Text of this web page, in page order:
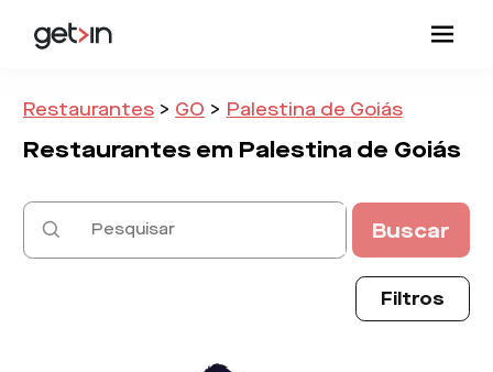
Restaurantes > GO > Palestina de Goiás
Restaurantes em Palestina de Goiás
Buscar
Filtros